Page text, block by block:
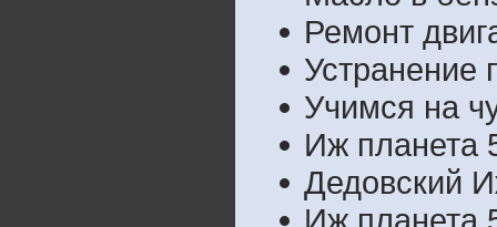
Ремонт
Устранение
Учимся на
Иж планета
Дедовский
Иж планета